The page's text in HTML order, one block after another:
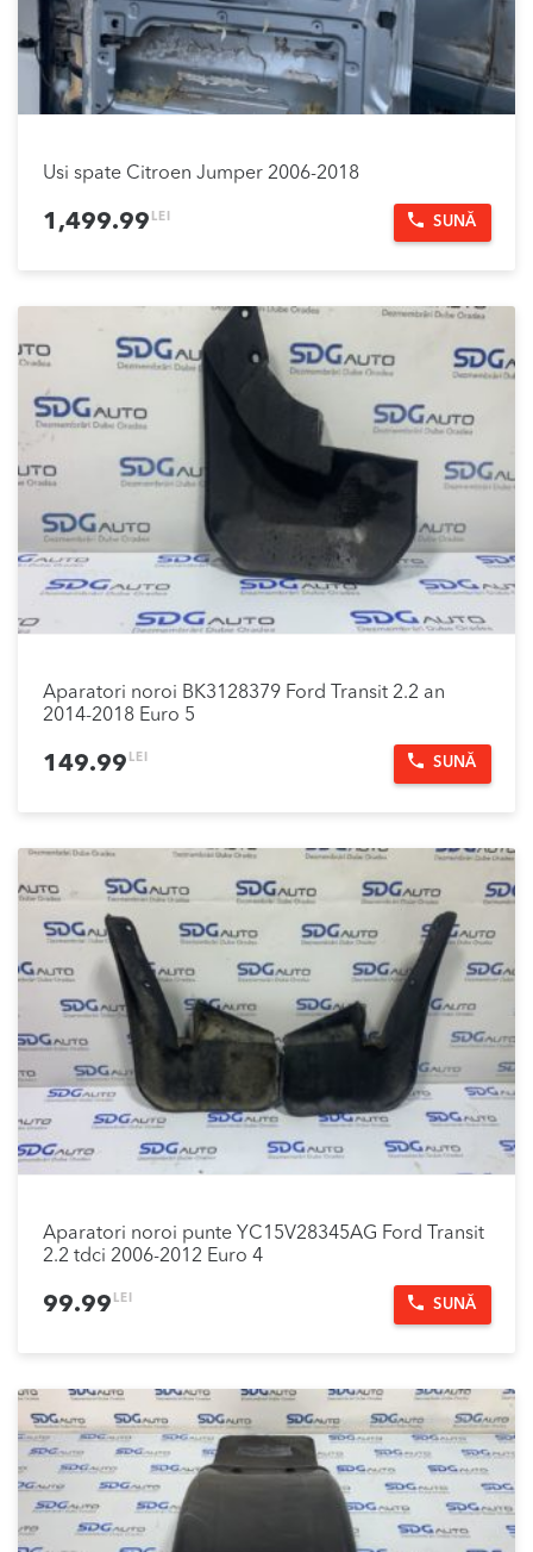
Usi spate Citroen Jumper 2006-2018
1,499.99 LEI SUNĂ
Aparatori noroi BK3128379 Ford Transit 2.2 an
2014-2018 Euro 5
149.99 LEI SUNĂ
Aparatori noroi punte YC15V28345AG Ford Transit
2.2 tdci 2006-2012 Euro 4
99.99 LEI SUNĂ